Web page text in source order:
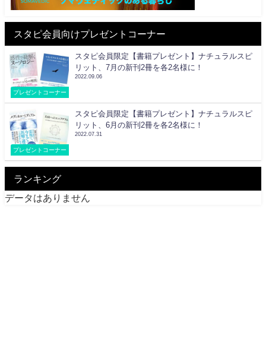
スタピ会員向けプレゼントコーナー
プレゼントコーナー
スタピ会員限定【書籍プレゼント】ナチュラルスピ
リット、7月の新刊2冊を各2名様に！
2022.09.06
プレゼントコーナー
スタピ会員限定【書籍プレゼント】ナチュラルスピ
リット、6月の新刊2冊を各2名様に！
2022.07.31
ランキング
データはありません